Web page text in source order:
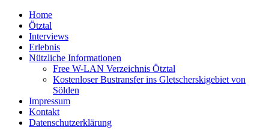
Home
Ötztal
Interviews
Erlebnis
Nützliche Informationen
Free W-LAN Verzeichnis Ötztal
Kostenloser Bustransfer ins Gletscherskigebiet von
Sölden
Impressum
Kontakt
Datenschutzerklärung